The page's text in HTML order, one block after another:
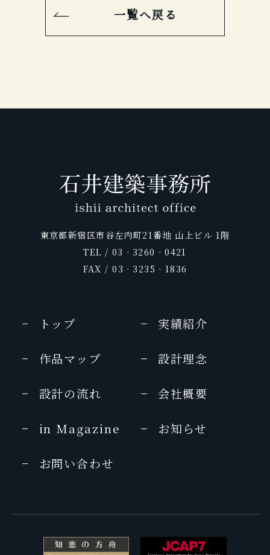
一覧へ戻る
東京都新宿区市谷左内町21番地 山上ビル 1階
TEL / 03‐3260‐0421
FAX / 03‐3235‐1836
トップ 実績紹介
作品マップ 設計理念
設計の流れ 会社概要
in Magazine お知らせ
お問い合わせ